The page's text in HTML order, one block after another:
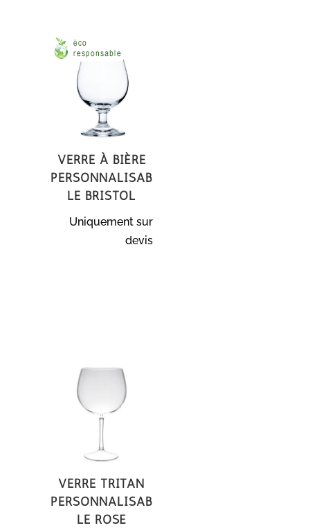
Verre à bière
personnalisab
le Bristol
Uniquement sur
devis
Verre Tritan
personnalisab
le Rosé